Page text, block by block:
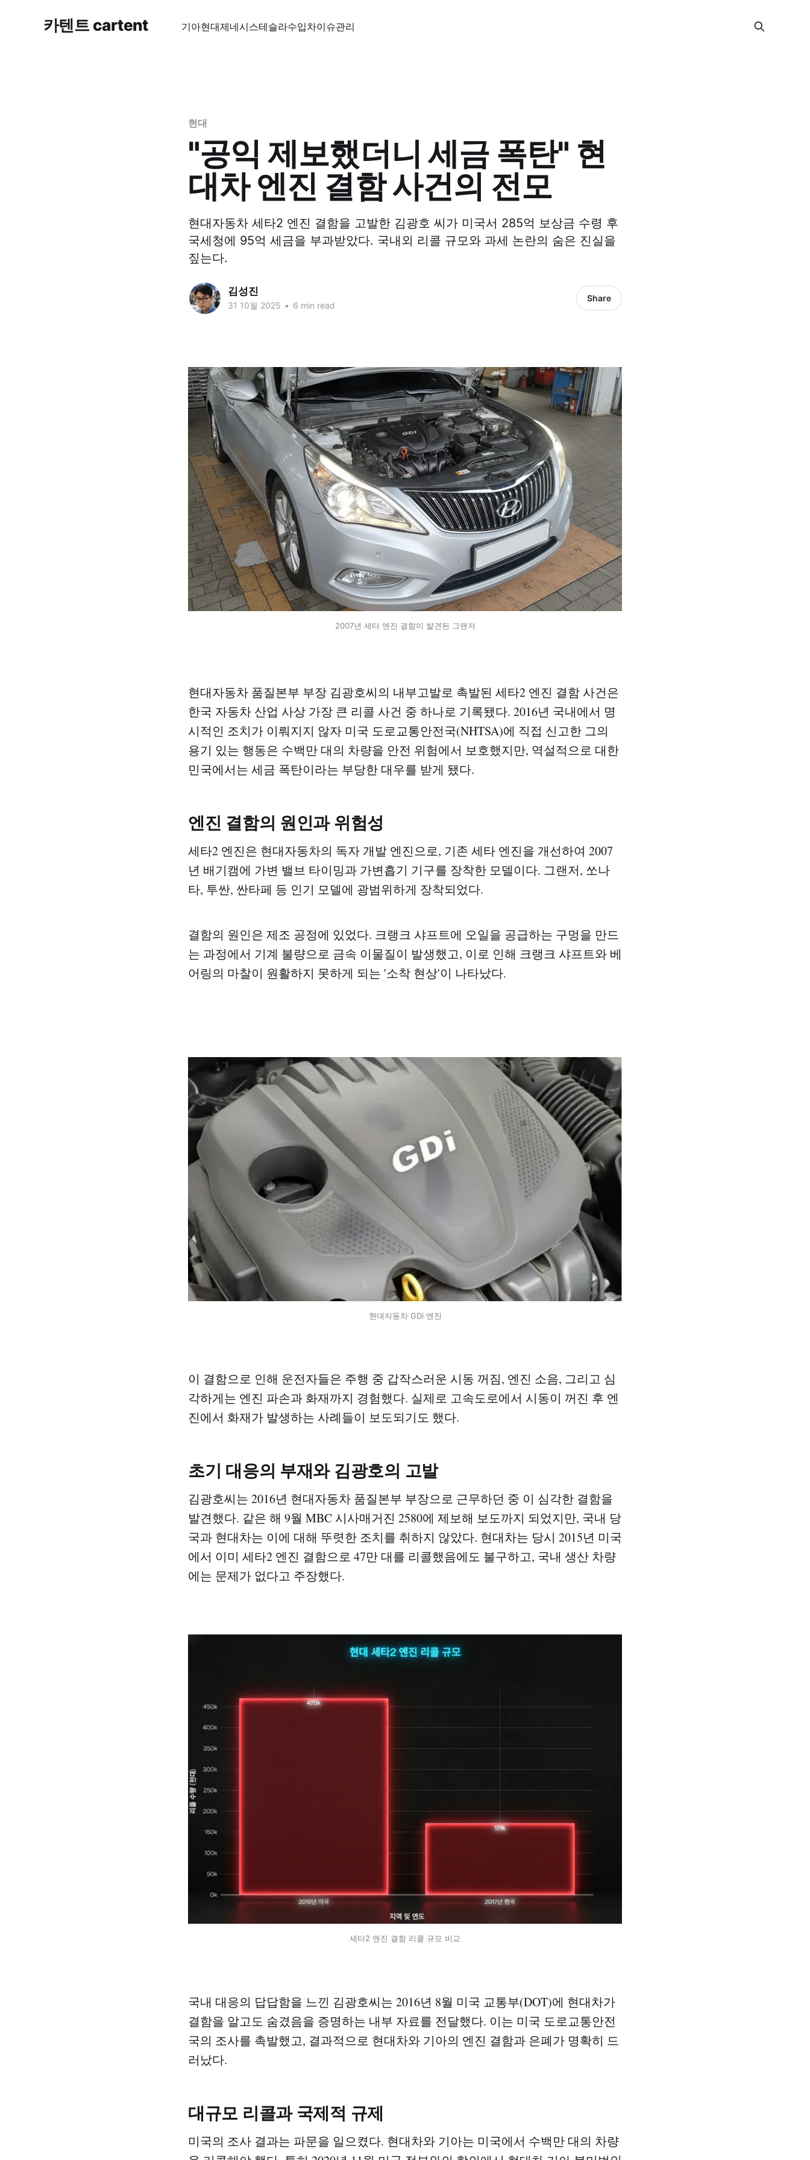
카텐트 cartent 기아현대제네시스테슬라수입차이슈관리
현대
"공익 제보했더니 세금 폭탄" 현
대차 엔진 결함 사건의 전모
현대자동차 세타2 엔진 결함을 고발한 김광호 씨가 미국서 285억 보상금 수령 후
국세청에 95억 세금을 부과받았다. 국내외 리콜 규모와 과세 논란의 숨은 진실을
짚는다.
김성진
31 10월 2025 • 6 min read
Share
2007년 세타 엔진 결함이 발견된 그랜저
현대자동차 품질본부 부장 김광호씨의 내부고발로 촉발된 세타2 엔진 결함 사건은
한국 자동차 산업 사상 가장 큰 리콜 사건 중 하나로 기록됐다. 2016년 국내에서 명
시적인 조치가 이뤄지지 않자 미국 도로교통안전국(NHTSA)에 직접 신고한 그의
용기 있는 행동은 수백만 대의 차량을 안전 위험에서 보호했지만, 역설적으로 대한
민국에서는 세금 폭탄이라는 부당한 대우를 받게 됐다.
엔진 결함의 원인과 위험성
세타2 엔진은 현대자동차의 독자 개발 엔진으로, 기존 세타 엔진을 개선하여 2007
년 배기캠에 가변 밸브 타이밍과 가변흡기 기구를 장착한 모델이다. 그랜저, 쏘나
타, 투싼, 싼타페 등 인기 모델에 광범위하게 장착되었다.
결함의 원인은 제조 공정에 있었다. 크랭크 샤프트에 오일을 공급하는 구멍을 만드
는 과정에서 기계 불량으로 금속 이물질이 발생했고, 이로 인해 크랭크 샤프트와 베
어링의 마찰이 원활하지 못하게 되는 '소착 현상'이 나타났다.
현대자동차 GDi 엔진
이 결함으로 인해 운전자들은 주행 중 갑작스러운 시동 꺼짐, 엔진 소음, 그리고 심
각하게는 엔진 파손과 화재까지 경험했다. 실제로 고속도로에서 시동이 꺼진 후 엔
진에서 화재가 발생하는 사례들이 보도되기도 했다.
초기 대응의 부재와 김광호의 고발
김광호씨는 2016년 현대자동차 품질본부 부장으로 근무하던 중 이 심각한 결함을
발견했다. 같은 해 9월 MBC 시사매거진 2580에 제보해 보도까지 되었지만, 국내 당
국과 현대차는 이에 대해 뚜렷한 조치를 취하지 않았다. 현대차는 당시 2015년 미국
에서 이미 세타2 엔진 결함으로 47만 대를 리콜했음에도 불구하고, 국내 생산 차량
에는 문제가 없다고 주장했다.
세타2 엔진 결함 리콜 규모 비교
국내 대응의 답답함을 느낀 김광호씨는 2016년 8월 미국 교통부(DOT)에 현대차가
결함을 알고도 숨겼음을 증명하는 내부 자료를 전달했다. 이는 미국 도로교통안전
국의 조사를 촉발했고, 결과적으로 현대차와 기아의 엔진 결함과 은폐가 명확히 드
러났다.
대규모 리콜과 국제적 규제
미국의 조사 결과는 파문을 일으켰다. 현대차와 기아는 미국에서 수백만 대의 차량